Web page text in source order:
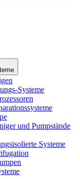
Systeme
und Pumpstände
Systeme